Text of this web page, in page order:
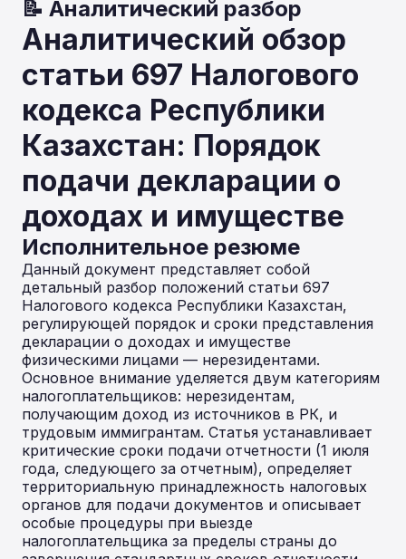
📝 Аналитический разбор
Аналитический обзор
статьи 697 Налогового
кодекса Республики
Казахстан: Порядок
подачи декларации о
доходах и имуществе
Исполнительное резюме
Данный документ представляет собой
детальный разбор положений статьи 697
Налогового кодекса Республики Казахстан,
регулирующей порядок и сроки представления
декларации о доходах и имуществе
физическими лицами — нерезидентами.
Основное внимание уделяется двум категориям
налогоплательщиков: нерезидентам,
получающим доход из источников в РК, и
трудовым иммигрантам. Статья устанавливает
критические сроки подачи отчетности (1 июля
года, следующего за отчетным), определяет
территориальную принадлежность налоговых
органов для подачи документов и описывает
особые процедуры при выезде
налогоплательщика за пределы страны до